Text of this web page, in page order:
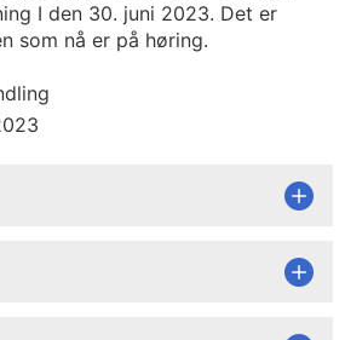
I den 30. juni 2023. Det er
som nå er på høring.